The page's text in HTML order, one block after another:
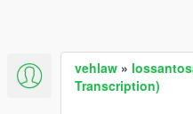
vehlaw »
Transcription)